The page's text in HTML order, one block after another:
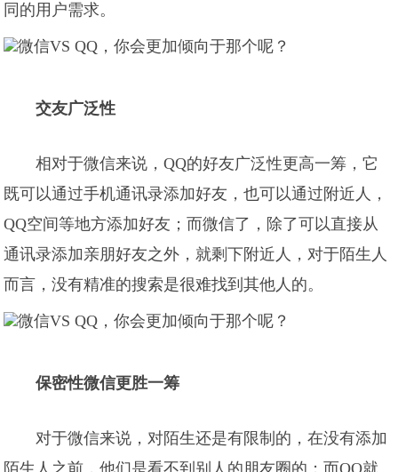
同的用户需求。
交友广泛性
相对于微信来说，QQ的好友广泛性更高一筹，它
既可以通过手机通讯录添加好友，也可以通过附近人，
QQ空间等地方添加好友；而微信了，除了可以直接从
通讯录添加亲朋好友之外，就剩下附近人，对于陌生人
而言，没有精准的搜索是很难找到其他人的。
保密性微信更胜一筹
对于微信来说，对陌生还是有限制的，在没有添加
陌生人之前，他们是看不到别人的朋友圈的；而QQ就